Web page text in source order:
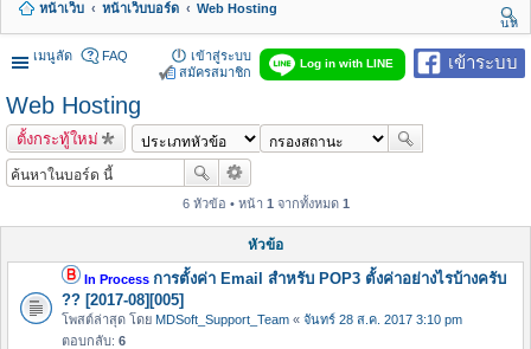
e
n
a
หน้าเว็บ หน้าเว็บบอร์ด
Web Hosting
นห
า
เมนูลัด
เข้าระบบ
Log in with LINE
FAQ
เข้าสู่ระบบ
สมัครสมาชิก
Web Hosting
ตั้งกระทู้ใหม่
6 หัวข้อ • หน้า 1 จากทั้งหมด 1
หัวข้อ
In Process การตั้งค่า Email สำหรับ POP3 ตั้งค่าอย่างไรบ้างครับ
?? [2017-08][005]
โพสต์ล่าสุด โดย MDSoft_Support_Team « จันทร์ 28 ส.ค. 2017 3:10 pm
ตอบกลับ: 6